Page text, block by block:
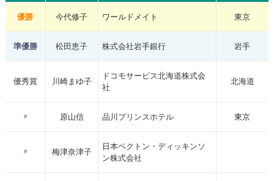
優勝 今代修子 ワールドメイト 東京
準優勝 松田恵子 株式会社岩手銀行 岩手
優秀賞 川崎まゆ子
ドコモサービス北海道株式会
社
北海道
〃 原山信 品川プリンスホテル 東京
〃 梅津奈津子
日本ベクトン・ディッキンソ
ン株式会社